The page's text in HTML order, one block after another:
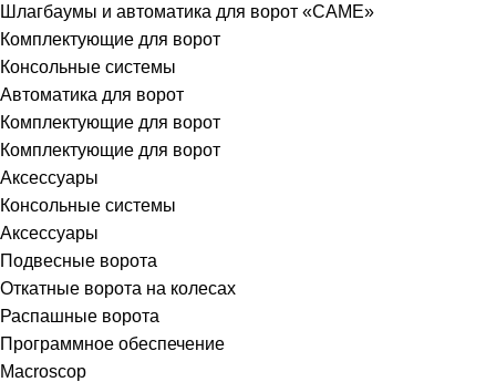
Шлагбаумы и автоматика для ворот «CAME»
Комплектующие для ворот
Консольные системы
Автоматика для ворот
Комплектующие для ворот
Комплектующие для ворот
Аксессуары
Консольные системы
Аксессуары
Подвесные ворота
Откатные ворота на колесах
Распашные ворота
Программное обеспечение
Macroscop